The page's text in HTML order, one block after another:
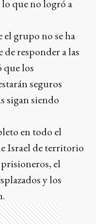
que no logró a
grupo no se ha
responder a las
que los
seguros
sigan siendo
en todo el
Israel de territorio
el
y los